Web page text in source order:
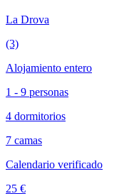
La Drova
(3)
Alojamiento entero
1 - 9 personas
4 dormitorios
7 camas
Calendario verificado
25 €